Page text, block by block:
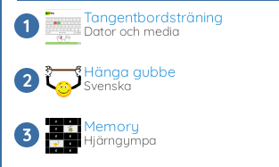
Tangentbordsträning
Dator och media
Hänga gubbe
Svenska
Memory
Hjärngympa